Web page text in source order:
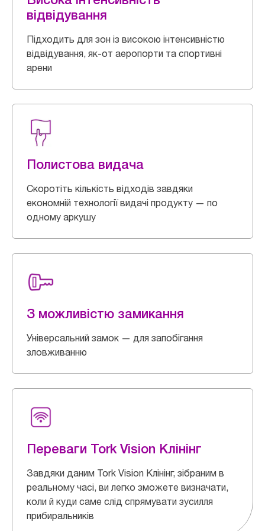
відвідування
Підходить для зон із високою інтенсивністю
відвідування, як-от аеропорти та спортивні
арени
Полистова видача
Скоротіть кількість відходів завдяки
економній технології видачі продукту — по
одному аркушу
З можливістю замикання
Універсальний замок — для запобігання
зловживанню
Переваги Tork Vision Клінінг
Завдяки даним Tork Vision Клінінг, зібраним в
реальному часі, ви легко зможете визначати,
коли й куди саме слід спрямувати зусилля
прибиральників